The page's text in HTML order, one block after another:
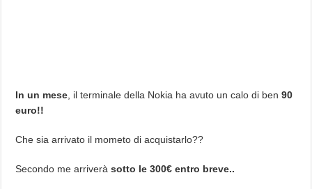
In un mese , il terminale della Nokia ha avuto un calo di ben90
euro!!
Che sia arrivato il mometo di acquistarlo??
Secondo me arriverà sotto le 300€ entro breve..